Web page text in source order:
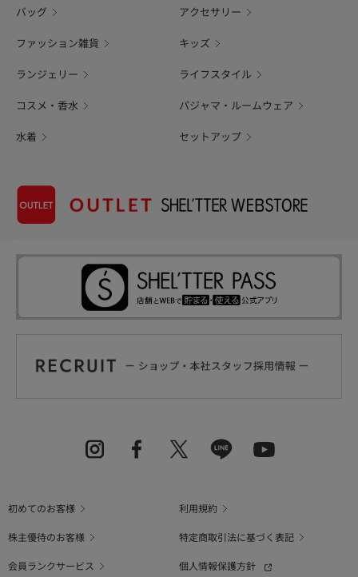
バッグ アクセサリー
ファッション雑貨 キッズ
ランジェリー ライフスタイル
コスメ・香水 パジャマ・ルームウェア
水着 セットアップ
初めてのお客様
利用規約
株主優待のお客様
特定商取引法に基づく表記
会員ランクサービス
個人情報保護方針